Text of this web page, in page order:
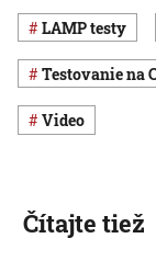
LAMP testy
testovanie na
Video
Čítajte tiež